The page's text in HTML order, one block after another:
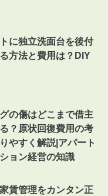
に独立洗面台を後付
方法と費用は？DIY
の傷はどこまで借主
？原状回復費用の考
やすく解説|アパート
ョン経営の知識
賃管理をカンタン正